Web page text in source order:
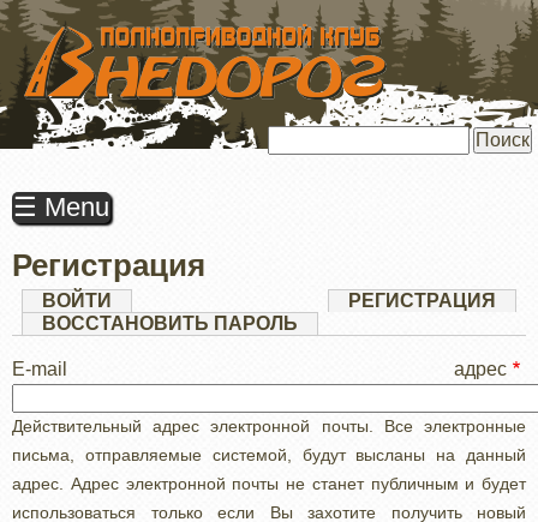
ПЕРЕЙТИ
ОСНОВНОМУ
СОДЕРЖАНИЮ
☰ Menu
Регистрация
Главные
вкладки
ВОЙТИ РЕГИСТРАЦИЯ
ВОССТАНОВИТЬ ПАРОЛЬ
E-mail адрес
Действительный адрес электронной почты. Все электронные
письма, отправляемые системой, будут высланы на данный
адрес. Адрес электронной почты не станет публичным и будет
использоваться только если Вы захотите получить новый